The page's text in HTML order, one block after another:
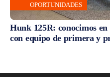
OPORTUNIDADES
Hunk 125R: conocimos
con equipo de primera y